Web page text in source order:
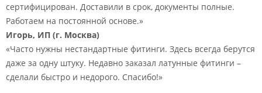
сертифицирован. Доставили в срок, документы полные.
Работаем на постоянной основе.»
Игорь, ИП (г. Москва)
«Часто нужны нестандартные фитинги. Здесь всегда берутся
даже за одну штуку. Недавно заказал латунные фитинги –
сделали быстро и недорого. Спасибо!»